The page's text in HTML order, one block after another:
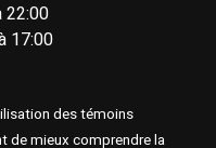
22:00
17:00
des témoins
de mieux comprendre la